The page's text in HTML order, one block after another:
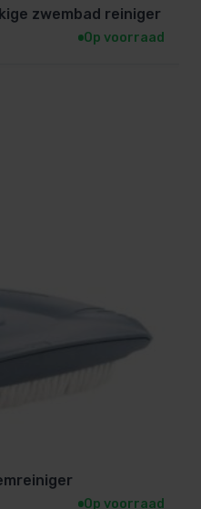
zwembad reiniger
Op voorraad
Op voorraad